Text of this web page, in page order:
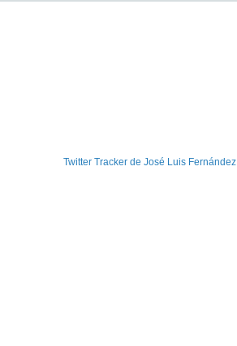
Twitter Tracker de José Luis Fernández